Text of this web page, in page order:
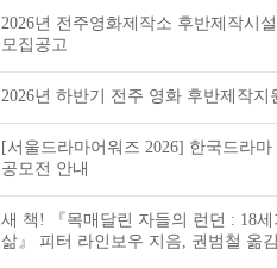
2026년 전주영화제작소 후반제작시
모집공고
2026년 하반기 전주 영화 후반제작지
[서울드라마어워즈 2026] 한국드라
공모전 안내
새 책! 『목매달린 자들의 런던 : 18
삶』 피터 라인보우 지음, 권범철 옮